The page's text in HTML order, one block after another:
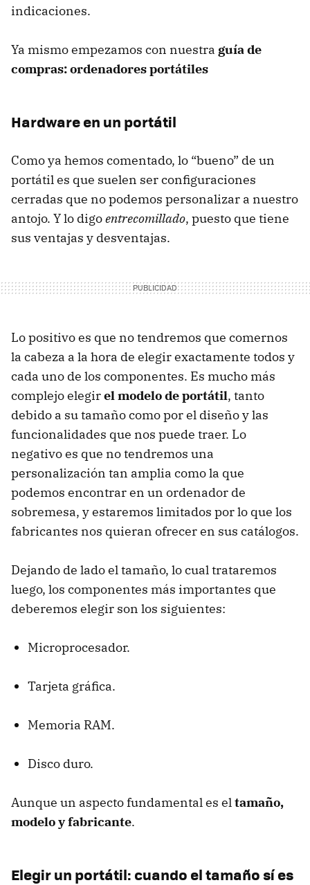
indicaciones.
Ya mismo empezamos con nuestra guía de
compras: ordenadores portátiles
Hardware en un portátil
Como ya hemos comentado, lo “bueno” de un
portátil es que suelen ser configuraciones
cerradas que no podemos personalizar a nuestro
antojo. Y lo digoentrecomillado, puesto que tiene
sus ventajas y desventajas.
Lo positivo es que no tendremos que comernos
la cabeza a la hora de elegir exactamente todos y
cada uno de los componentes. Es mucho más
complejo elegirel modelo de portátil, tanto
debido a su tamaño como por el diseño y las
funcionalidades que nos puede traer. Lo
negativo es que no tendremos una
personalización tan amplia como la que
podemos encontrar en un ordenador de
sobremesa, y estaremos limitados por lo que los
fabricantes nos quieran ofrecer en sus catálogos.
Dejando de lado el tamaño, lo cual trataremos
luego, los componentes más importantes que
deberemos elegir son los siguientes:
Microprocesador.
Tarjeta gráfica.
Memoria RAM.
Disco duro.
Aunque un aspecto fundamental es eltamaño,
modelo y fabricante.
Elegir un portátil: cuando el tamaño sí es